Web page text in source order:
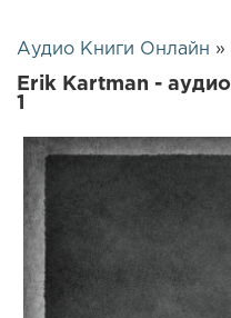
Аудио Книги Онлайн »
Erik Kartman -
1